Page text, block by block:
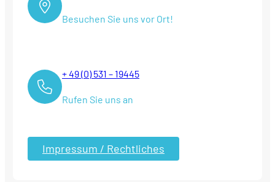
Besuchen Sie uns vor Ort!
+ 49 (0) 531 – 19445
Rufen Sie uns an
Impressum / Rechtliches